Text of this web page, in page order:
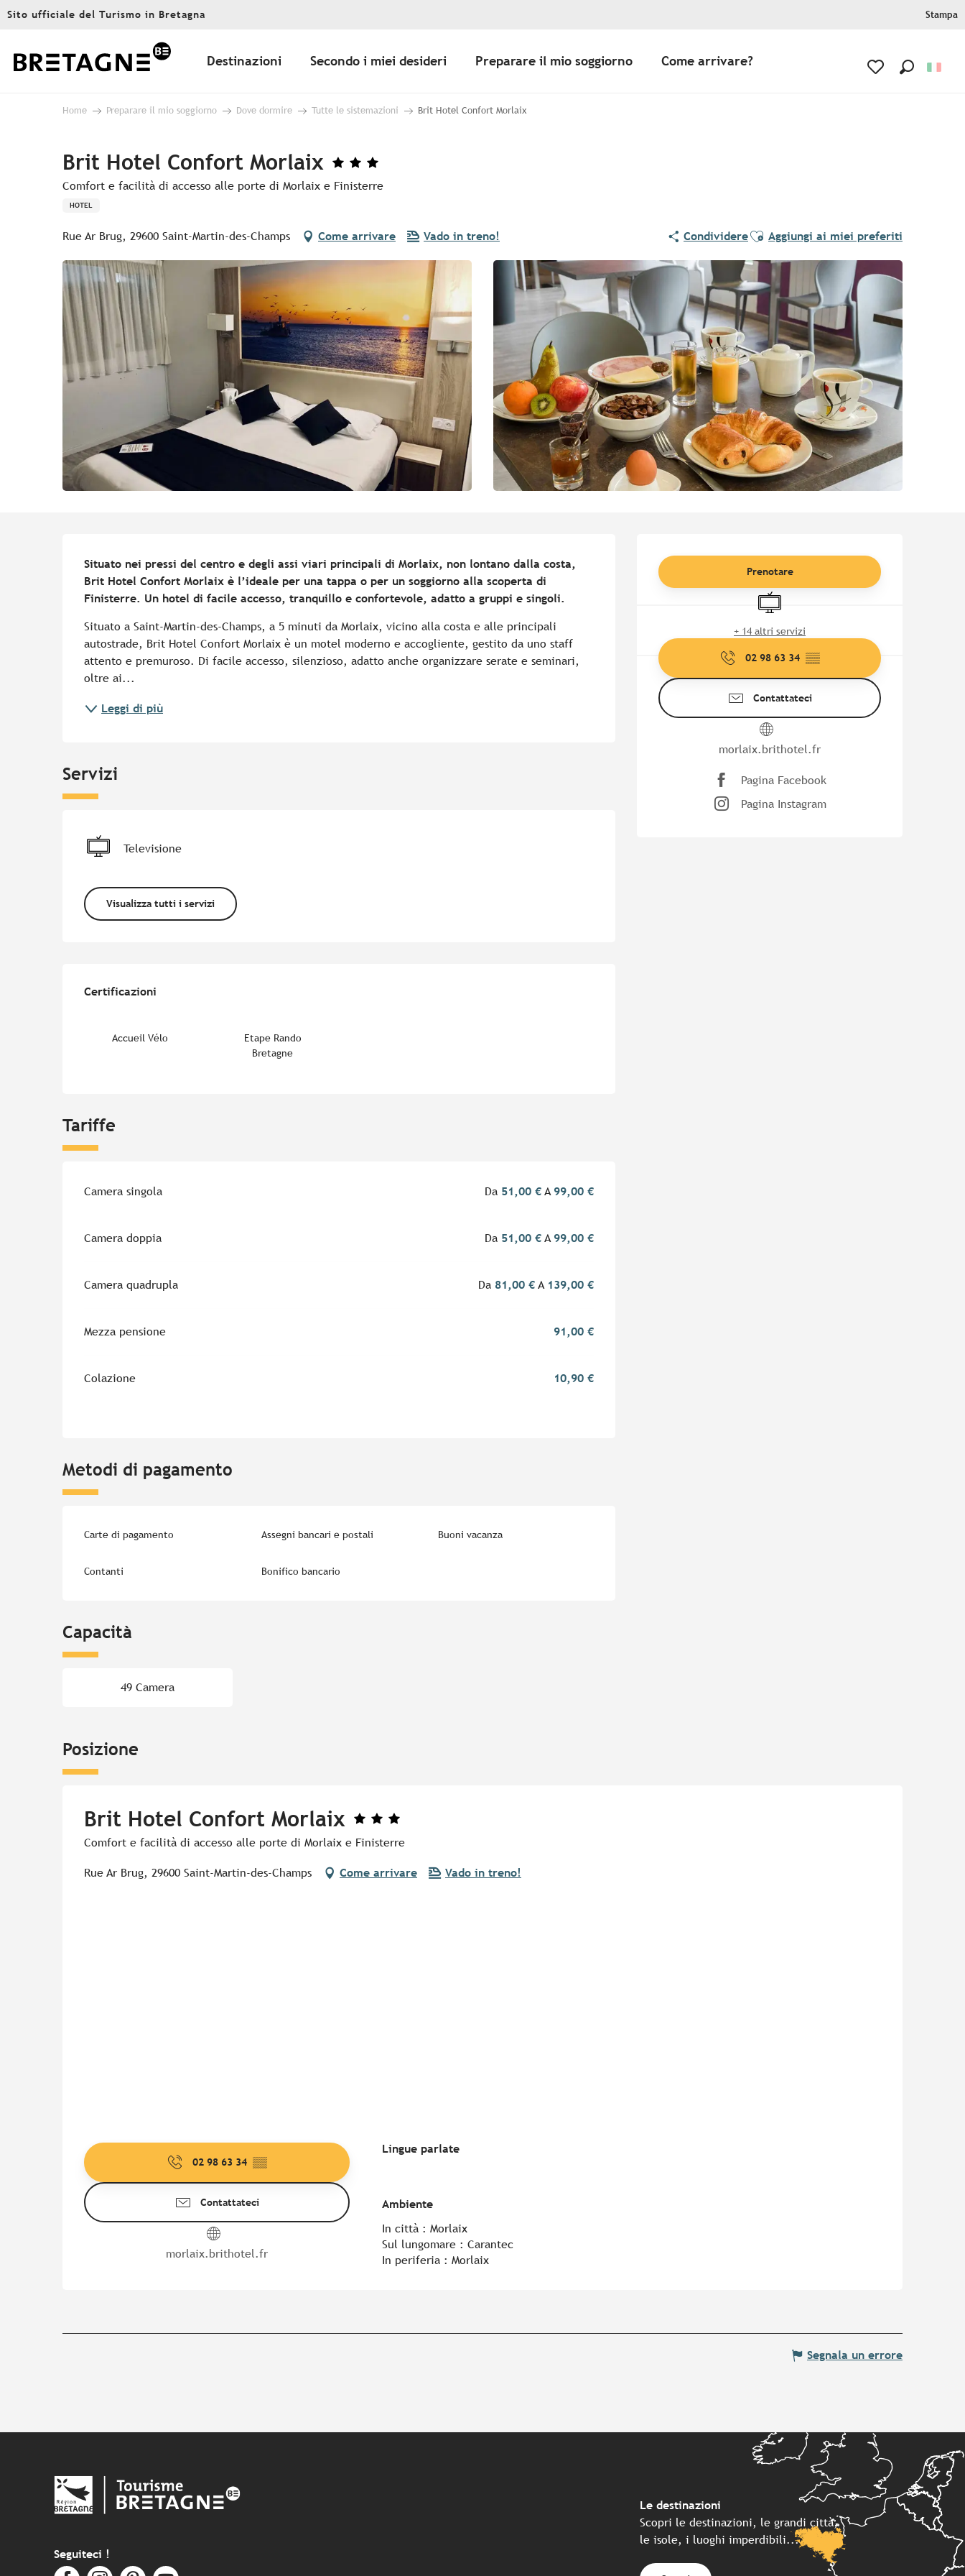
Aller
principal
Sito ufficiale del Turismo in Bretagna Stampa
Destinazioni Secondo i miei desideri Preparare il mio soggiorno Come arrivare?
Home Preparare il mio soggiorno Dove dormire Tutte le sistemazioni Brit Hotel Confort Morlaix
Brit Hotel Confort Morlaix
Comfort e facilità di accesso alle porte di Morlaix e Finisterre
HOTEL
Rue Ar Brug, 29600 Saint-Martin-des-Champs Come arrivare Vado in treno! CondividereAjouter aux favoris
Aggiungi ai miei preferiti
Orari e contatti
Prenotare
Televisione
+ 14 altri servizi
02 98 63 34 ▒▒
Contattateci
morlaix.brithotel.fr
Pagina Facebook
Pagina Instagram
Situato nei pressi del centro e degli assi viari principali di Morlaix, non lontano dalla costa,
Brit Hotel Confort Morlaix è l’ideale per una tappa o per un soggiorno alla scoperta di
Finisterre. Un hotel di facile accesso, tranquillo e confortevole, adatto a gruppi e singoli.
Situato a Saint-Martin-des-Champs, a 5 minuti da Morlaix, vicino alla costa e alle principali
autostrade, Brit Hotel Confort Morlaix è un motel moderno e accogliente, gestito da uno staff
attento e premuroso. Di facile accesso, silenzioso, adatto anche organizzare serate e seminari,
oltre ai...
Leggi di più
Servizi
Televisione
Visualizza tutti i servizi
Certificazioni
Certificazioni
Accueil Vélo
Etape Rando
Bretagne
Tariffe
Tariffe 2026
Camera singola Da 51,00 € A 99,00 €
Camera doppia Da 51,00 € A 99,00 €
Camera quadrupla Da 81,00 € A 139,00 €
Mezza pensione 91,00 €
Colazione 10,90 €
Metodi di pagamento
Carte di pagamento Assegni bancari e postali Buoni vacanza
Contanti Bonifico bancario
Capacità
49 Camera
Posizione
Brit Hotel Confort Morlaix
Comfort e facilità di accesso alle porte di Morlaix e Finisterre
Rue Ar Brug, 29600 Saint-Martin-des-Champs Come arrivare Vado in treno!
02 98 63 34 ▒▒
Contattateci
morlaix.brithotel.fr
Lingue parlate
Lingue parlate
Ambiente
Ambiente
In città : Morlaix
Sul lungomare : Carantec
In periferia : Morlaix
Segnala un errore
Seguiteci !
Le destinazioni
Scopri le destinazioni, le grandi città,
le isole, i luoghi imperdibili...